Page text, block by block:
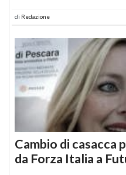
di Redazione
Cambio di casacca
da Forza Italia a